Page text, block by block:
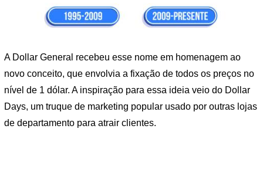
A Dollar General recebeu esse nome em homenagem ao
novo conceito, que envolvia a fixação de todos os preços no
nível de 1 dólar. A inspiração para essa ideia veio do Dollar
Days, um truque de marketing popular usado por outras lojas
de departamento para atrair clientes.